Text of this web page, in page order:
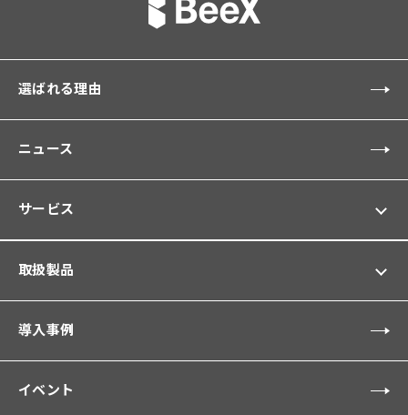
選ばれる理由
ニュース
サービス
取扱製品
導入事例
イベント